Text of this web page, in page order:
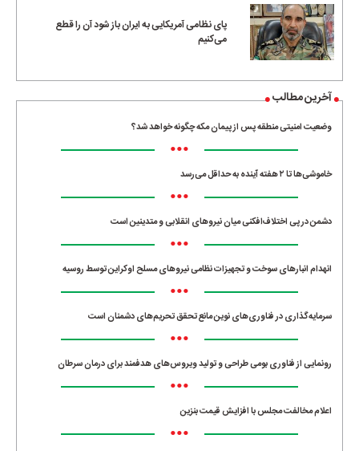
پای نظامی آمریکایی به ایران باز شود آن را قطع
می‌کنیم
آخرین مطالب
وضعیت امنیتی منطقه پس از پیمان مکه چگونه خواهد شد؟
•••
خاموشی‌ها تا ۲ هفته آینده به حداقل می‌رسد
•••
دشمن در پی اختلاف‌افکنی میان نیروهای انقلابی و متدینین است
•••
انهدام انبارهای سوخت و تجهیزات نظامی نیروهای مسلح اوکراین توسط روسیه
•••
سرمایه‌گذاری در فناوری‌های نوین مانع تحقق تحریم‌های دشمنان است
•••
رونمایی از فناوری بومی طراحی و تولید ویروس‌های هدفمند برای درمان سرطان
•••
اعلام مخالفت مجلس با افزایش قیمت بنزین
•••